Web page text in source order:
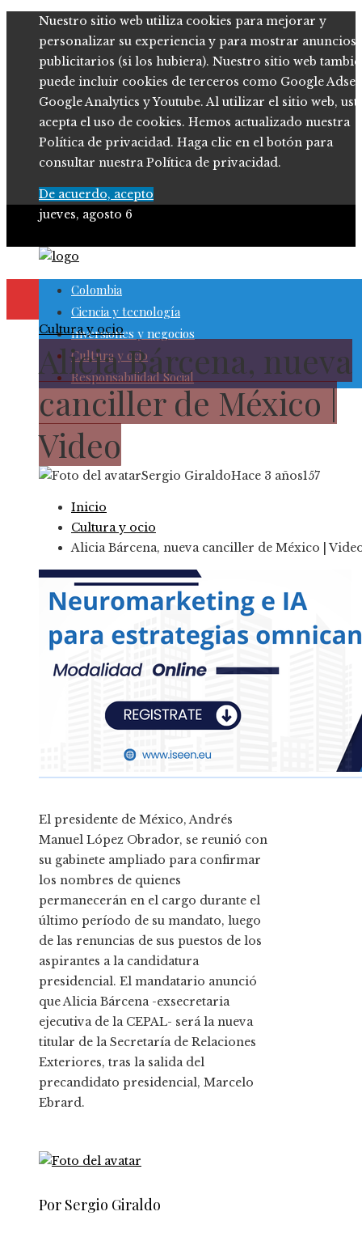
Nuestro sitio web utiliza cookies para mejorar y
personalizar su experiencia y para mostrar anuncios
publicitarios (si los hubiera). Nuestro sitio web
puede incluir cookies de terceros como Google
Google Analytics y Youtube. Al utilizar el sitio web,
acepta el uso de cookies. Hemos actualizado nuestra
Política de privacidad. Haga clic en el botón para
consultar nuestra Política de privacidad.
De acuerdo, acepto
jueves, agosto 6
Colombia
Ciencia y tecnología
Inversiones y negocios
Cultura y ocio
Responsabilidad Social
Cultura y ocio
Alicia Bárcena, nueva
canciller de México |
Video
Sergio GiraldoHace 3 años157
Inicio
Cultura y ocio
Alicia Bárcena, nueva canciller de México |
El presidente de México, Andrés
Manuel López Obrador, se reunió con
su gabinete ampliado para confirmar
los nombres de quienes
permanecerán en el cargo durante el
último período de su mandato, luego
de las renuncias de sus puestos de los
aspirantes a la candidatura
presidencial. El mandatario anunció
que Alicia Bárcena -exsecretaria
ejecutiva de la CEPAL- será la nueva
titular de la Secretaría de Relaciones
Exteriores, tras la salida del
precandidato presidencial, Marcelo
Ebrard.
Por Sergio Giraldo